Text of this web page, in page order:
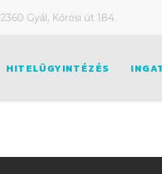
2360 Gyál, Kőrösi út 184.
HITELÜGYINTÉZÉS